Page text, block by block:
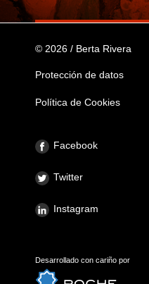
© 2026 / Berta Rivera
Protección de datos
Política de Cookies
Facebook
Twitter
Instagram
Desarrollado con cariño por